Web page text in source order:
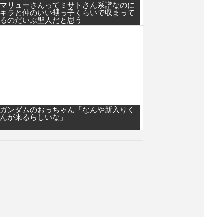
マリューさんってミサトさん系譜なのに
キラと仲のいい甥っ子くらいで収まって
るのだいぶ聖人だと思う
ガンダムのおっちゃん「なんや新入りく
んが来るらしいな」